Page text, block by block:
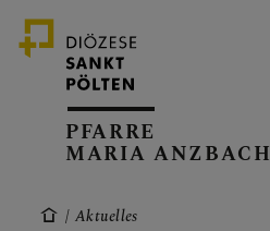
ÜBER UNS
PFARRE
MARIA ANZBACH
Aktuelles